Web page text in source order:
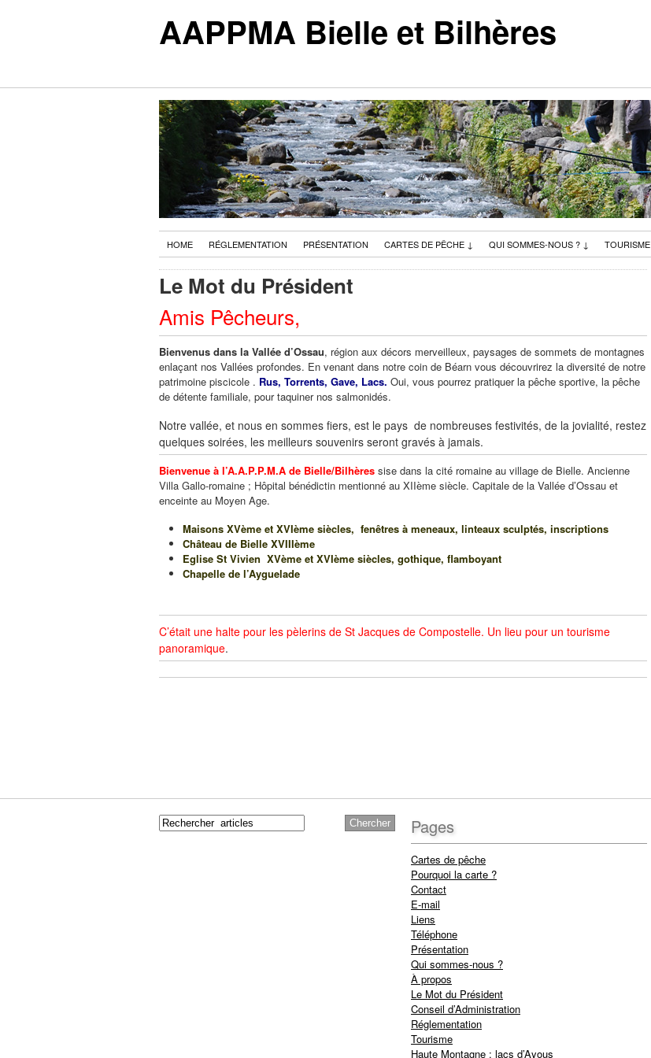
AAPPMA Bielle et Bilhères
HOME RÉGLEMENTATION PRÉSENTATION CARTES DE PÊCHE ↓ QUI SOMMES-NOUS ? ↓ TOURISME
Le Mot du Président
Amis Pêcheurs,
Bienvenus dans la Vallée d’Ossau, région aux décors merveilleux, paysages de sommets de montagnes
enlaçant nos Vallées profondes. En venant dans notre coin de Béarn vous découvrirez la diversité de notre
patrimoine piscicole . Rus, Torrents, Gave, Lacs. Oui, vous pourrez pratiquer la pêche sportive, la pêche
de détente familiale, pour taquiner nos salmonidés.
Notre vallée, et nous en sommes fiers, est le pays de nombreuses festivités, de la jovialité, restez
quelques soirées, les meilleurs souvenirs seront gravés à jamais.
Bienvenue à l’A.A.P.P.M.A de Bielle/Bilhères sise dans la cité romaine au village de Bielle. Ancienne
Villa Gallo-romaine ; Hôpital bénédictin mentionné au XIIème siècle. Capitale de la Vallée d’Ossau et
enceinte au Moyen Age.
Maisons XVème et XVIème siècles, fenêtres à meneaux, linteaux sculptés, inscriptions
Château de Bielle XVIIIème
Eglise St Vivien XVème et XVIème siècles, gothique, flamboyant
Chapelle de l’Ayguelade
C’était une halte pour les pèlerins de St Jacques de Compostelle. Un lieu pour un tourisme
panoramique.
Pages
Cartes de pêche
Pourquoi la carte ?
Contact
E-mail
Liens
Téléphone
Présentation
Qui sommes-nous ?
À propos
Le Mot du Président
Conseil d’Administration
Réglementation
Tourisme
Haute Montagne : lacs d’Ayous